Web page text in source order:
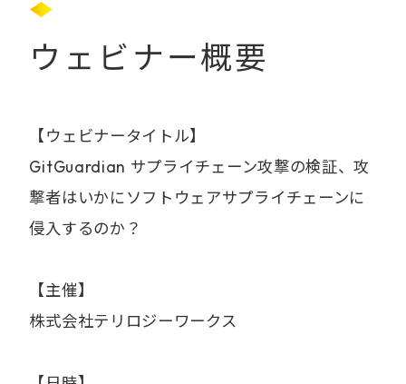
ウェビナー概要
【ウェビナータイトル】
GitGuardian サプライチェーン攻撃の検証、攻
撃者はいかにソフトウェアサプライチェーンに
侵入するのか？
【主催】
株式会社テリロジーワークス